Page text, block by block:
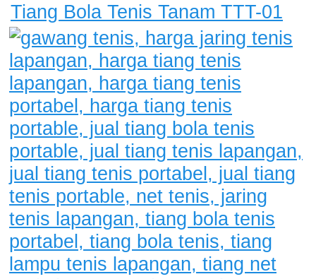
Tiang Bola Tenis Tanam TTT-01